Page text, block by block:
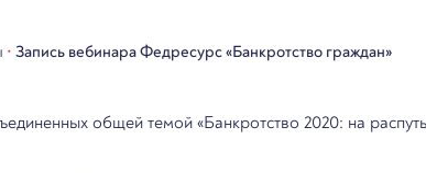
• Запись вебинара Федресурс «Банкротство граждан»
общей темой «Банкротство 2020: на